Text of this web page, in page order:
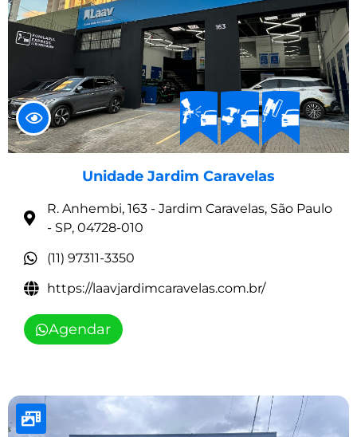
Unidade Jardim Caravelas
R. Anhembi, 163 - Jardim Caravelas, São Paulo
- SP, 04728-010
(11) 97311-3350
https://laavjardimcaravelas.com.br/
Agendar